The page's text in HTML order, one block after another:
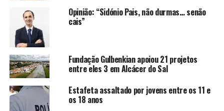
Opinião: “Sidónio Pais, não durmas… senão
cais”
Fundação Gulbenkian apoiou 21 projetos
entre eles 3 em Alcácer do Sal
Estafeta assaltado por jovens entre os 11 e
os 18 anos